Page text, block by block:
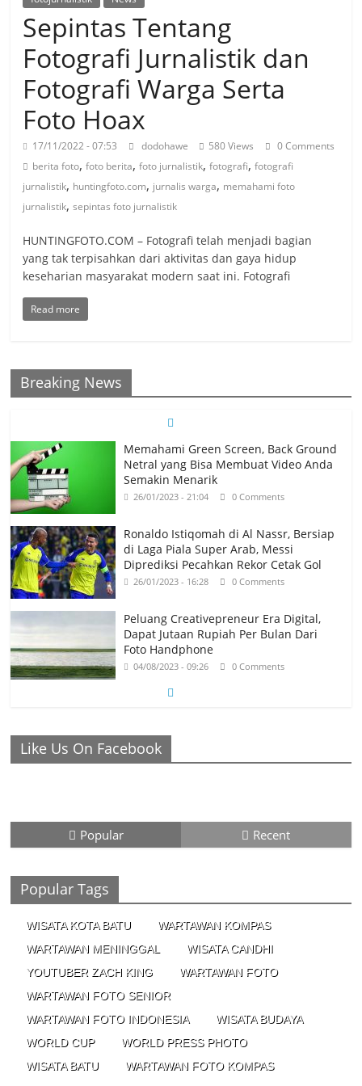
Sepintas Tentang
Fotografi Jurnalistik dan
Fotografi Warga Serta
Foto Hoax
17/11/2022 - 07:53 dodohawe 580 Views
0 Comments
berita foto,foto berita,foto jurnalistik,fotografi,fotografi
jurnalistik, huntingfoto.com, jurnalis warga, memahami foto
jurnalistik,sepintas foto jurnalistik
HUNTINGFOTO.COM – Fotografi telah menjadi bagian
yang tak terpisahkan dari aktivitas dan gaya hidup
keseharian masyarakat modern saat ini. Fotografi
Read more
Breaking News
Memahami Green Screen, Back Ground
Netral yang Bisa Membuat Video Anda
Semakin Menarik
26/01/2023 - 21:04 0 Comments
Ronaldo Istiqomah di Al Nassr, Bersiap
di Laga Piala Super Arab, Messi
Diprediksi Pecahkan Rekor Cetak Gol
26/01/2023 - 16:28 0 Comments
Peluang Creativepreneur Era Digital,
Dapat Jutaan Rupiah Per Bulan Dari
Foto Handphone
04/08/2023 - 09:26 0 Comments
16/04/2023 - 18:36
0 Comments
Like Us On Facebook
Popular Recent
Popular Tags
WISATA KOTA BATU
WARTAWAN KOMPAS
WARTAWAN MENINGGAL
WISATA CANDHI
YOUTUBER ZACH KING
WARTAWAN FOTO
WARTAWAN FOTO SENIOR
WARTAWAN FOTO INDONESIA
WISATA BUDAYA
WORLD CUP
WORLD PRESS PHOTO
WISATA BATU
WARTAWAN FOTO KOMPAS